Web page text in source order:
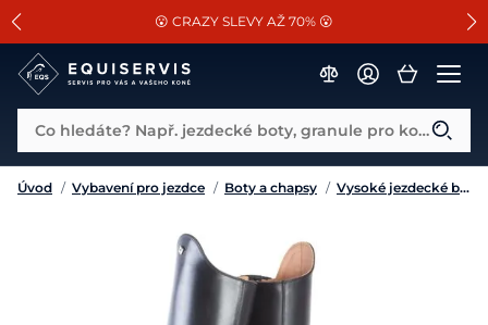
SLEVA 13% na vše od Cassini!
😮 CRAZY SLEVY AŽ 70% 😮
📐Pasování a doplňky k vybraným sedlům ZDARMA 🐴
Co hledáte? Např. jezdecké boty, granule pro koně...
Úvod / Vybavení pro jezdce / Boty a chapsy / Vysoké jezdecké boty